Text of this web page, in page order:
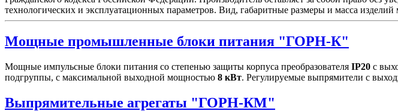
технологических и эксплуатационных параметров. Вид, габаритные размеры и масса
Мощные промышленные блоки питания "ГОРН-К"
Мощные импульсные блоки питания со степенью защиты корпуса преобразователя IP20 с
подгруппы, с максимальной выходной мощностью 8 кВт. Регулируемые выпрямители с
Выпрямительные агрегаты "ГОРН-КМ"